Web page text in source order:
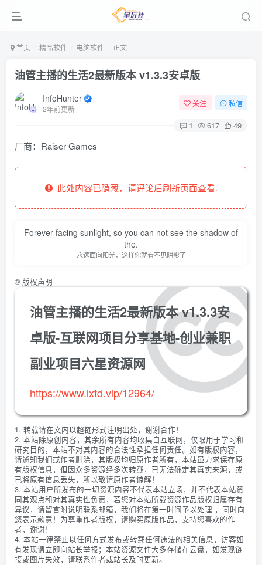
首页 精品软件 电脑软件 正文
油管主播的生活2最新版本 v1.3.3安卓版
InfoHunter
2年前更新
关注 私信
1 617 49
厂商： Raiser Games
此处内容已隐藏，请评论后刷新页面查看.
Forever facing sunlight, so you can not see the shadow of
the.
永远面向阳光，这样你就看不见阴影了
© 版权声明
油管主播的生活2最新版本 v1.3.3安
卓版-互联网项目分享基地-创业兼职
副业项目六星资源网
https://www.lxtd.vip/12964/
1. 转载请在文内以超链形式注明出处，谢谢合作！
2. 本站除原创内容，其余所有内容均收集自互联网，仅限用于学习和
研究目的，本站不对其内容的合法性承担任何责任。如有版权内容，
请通知我们或作者删除，其版权均归原作者所有，本站虽力求保存原
有版权信息，但因众多资源经多次转载，已无法确定其真实来源，或
已将原有信息丢失，所以敬请原作者谅解！
3. 本站用户所发布的一切资源内容不代表本站立场，并不代表本站赞
同其观点和对其真实性负责，若您对本站所载资源作品版权归属存有
异议，请留言附说明联系邮箱，我们将在第一时间予以处理 ，同时向
您表示歉意！为尊重作者版权，请购买原版作品，支持您喜欢的作
者，谢谢！
4. 本站一律禁止以任何方式发布或转载任何违法的相关信息，访客如
有发现请立即向站长举报；本站资源文件大多存储在云盘，如发现链
接或图片失效，请联系作者或站长及时更新。